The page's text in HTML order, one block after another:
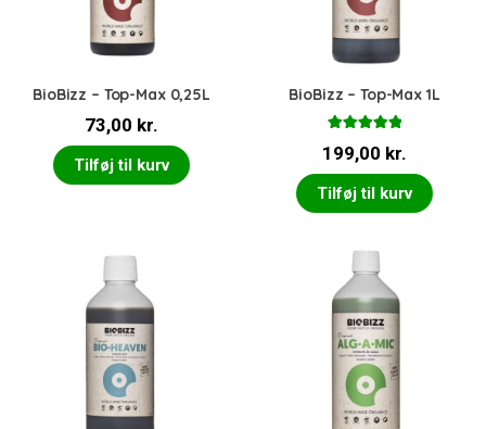
BioBizz – Top-Max 0,25L
73,00 kr.
Tilføj til kurv
BioBizz – Top-Max 1L
5.00ud af 5
199,00 kr.
Tilføj til kurv